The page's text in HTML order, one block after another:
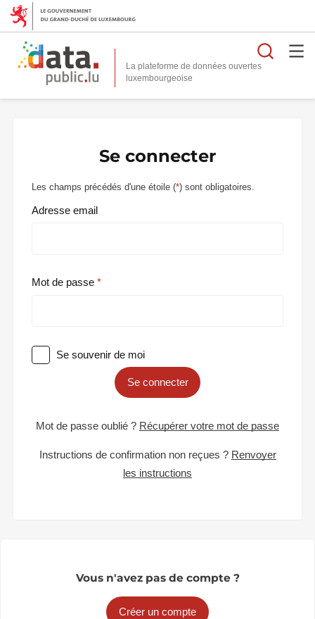
La plateforme de données ouvertes
Se connecter
Les champs précédés d'une étoile (*) sont obligatoires.
Adresse email
Mot de passe
Se souvenir de moi
Se connecter
Mot de passe oublié ? Récupérer votre mot de passe
Instructions de confirmation non reçues ? Renvoyer
les instructions
Vous n'avez pas de compte ?
Créer un compte